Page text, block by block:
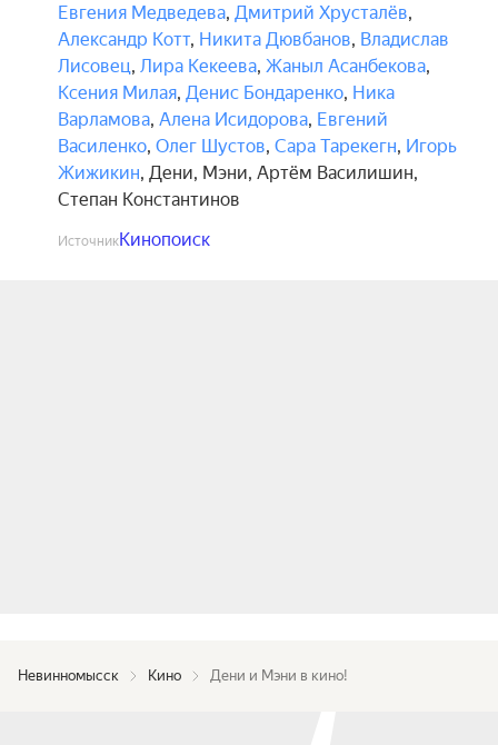
Евгения Медведева, Дмитрий Хрусталёв,
Александр Котт, Никита Дювбанов, Владислав
Лисовец, Лира Кекеева, Жаныл Асанбекова,
Ксения Милая, Денис Бондаренко, Ника
Варламова, Алена Исидорова, Евгений
Василенко, Олег Шустов, Сара Тарекегн, Игорь
Жижикин, Дени, Мэни, Артём Василишин,
Степан Константинов
ИсточникКинопоиск
Невинномысск Кино Дени и Мэни в кино!